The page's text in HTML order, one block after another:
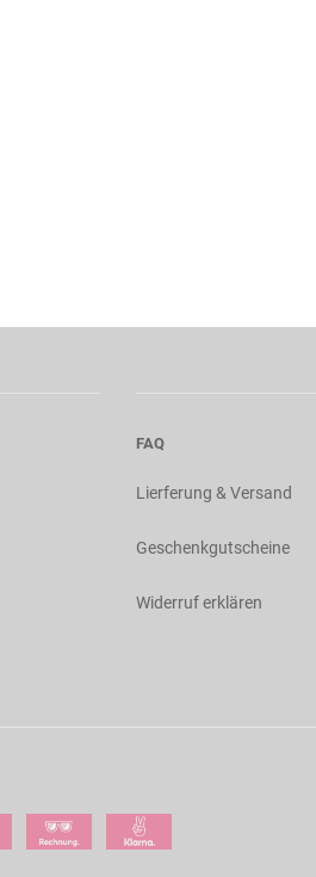
FAQ
Lierferung & Versand
Geschenkgutscheine
Widerruf erklären